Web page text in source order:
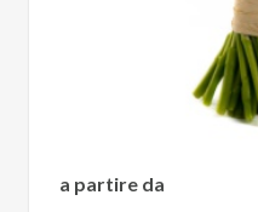
a partire da